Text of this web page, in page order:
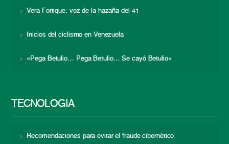
Vera Fortique: voz de la hazaña del 41
Inicios del ciclismo en Venezuela
«Pega Betulio… Pega Betulio… Se cayó Betulio»
TECNOLOGÍA
Recomendaciones para evitar el fraude cibernético